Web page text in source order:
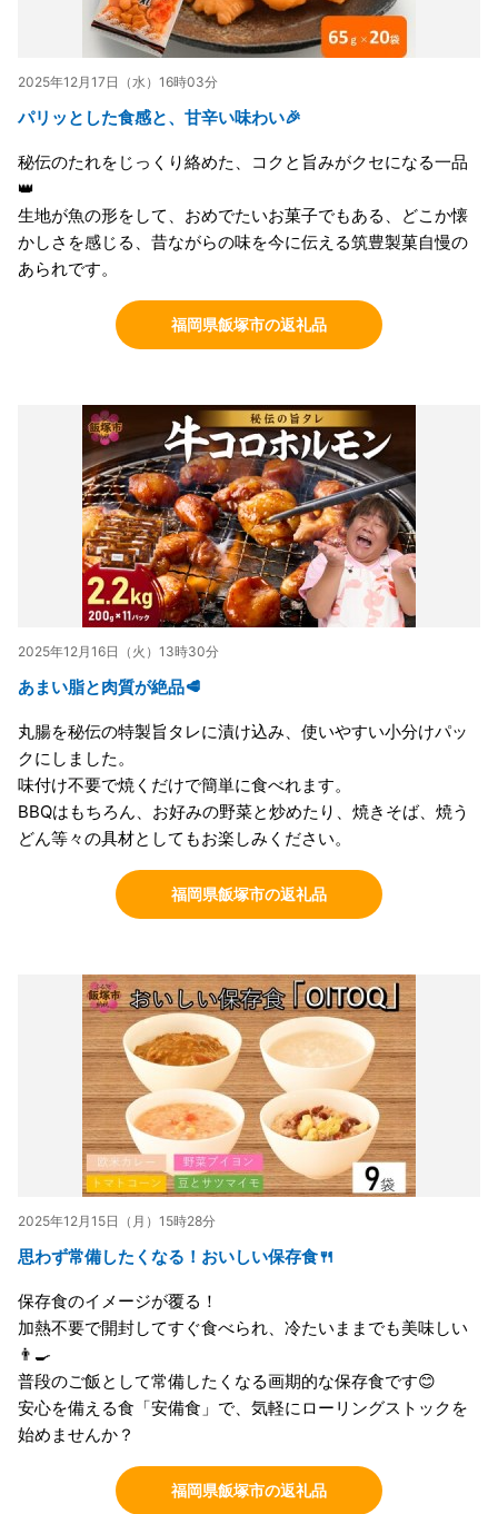
2025年12月17日（水）16時03分
パリッとした食感と、甘辛い味わい🎉
秘伝のたれをじっくり絡めた、コクと旨みがクセになる一品
👑
生地が魚の形をして、おめでたいお菓子でもある、どこか懐
かしさを感じる、昔ながらの味を今に伝える筑豊製菓自慢の
あられです。
福岡県飯塚市の返礼品
2025年12月16日（火）13時30分
あまい脂と肉質が絶品🥩
丸腸を秘伝の特製旨タレに漬け込み、使いやすい小分けパッ
クにしました。
味付け不要で焼くだけで簡単に食べれます。
BBQはもちろん、お好みの野菜と炒めたり、焼きそば、焼う
どん等々の具材としてもお楽しみください。
福岡県飯塚市の返礼品
2025年12月15日（月）15時28分
思わず常備したくなる！おいしい保存食🍴
保存食のイメージが覆る！
加熱不要で開封してすぐ食べられ、冷たいままでも美味しい
👨‍🍳
普段のご飯として常備したくなる画期的な保存食です😊
安心を備える食「安備食」で、気軽にローリングストックを
始めませんか？
福岡県飯塚市の返礼品